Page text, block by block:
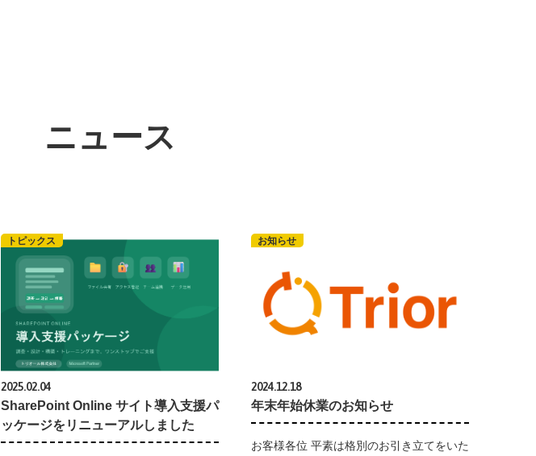
ニュース
SharePoint Online サイト導入支援パ
ッケージをリニューアルしました
2025.02.04
トピックス
年末年始休業のお知らせ
2024.12.18
お知らせ
お客様各位 平素は格別のお引き立てをいた